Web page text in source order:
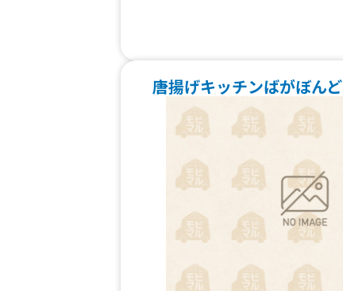
唐揚げキッチンばがぼんど